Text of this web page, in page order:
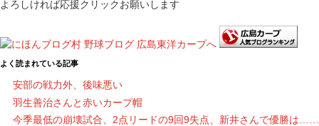
よろしければ応援クリックお願いします
よく読まれている記事
安部の戦力外、後味悪い
羽生善治さんと赤いカープ帽
今季最低の崩壊試合、2点リードの9回9失点、新井さんで優勝は……